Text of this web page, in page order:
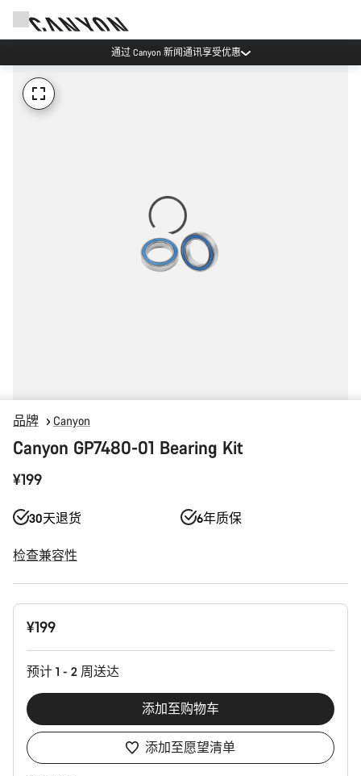
通过 Canyon 新闻通讯享受优惠
品牌 Canyon
Canyon GP7480-01 Bearing Kit
¥199
30天退货 6年质保
检查兼容性
产
¥199
预计 1 - 2 周送达
添加至购物车
添加至愿望清单